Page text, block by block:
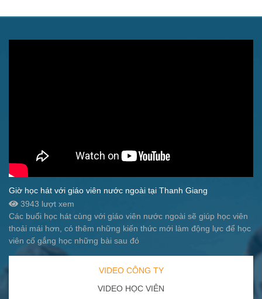
Giờ học hát với giáo viên nước ngoài tại Thanh Giang
3943 lượt xem
Các buổi học hát cùng với giáo viên nước ngoài sẽ giúp học viên
thoải mái hơn, có thêm những kiến thức mới làm động lực để học
viên cố gắng học những bài sau đó
VIDEO CÔNG TY
VIDEO HỌC VIÊN